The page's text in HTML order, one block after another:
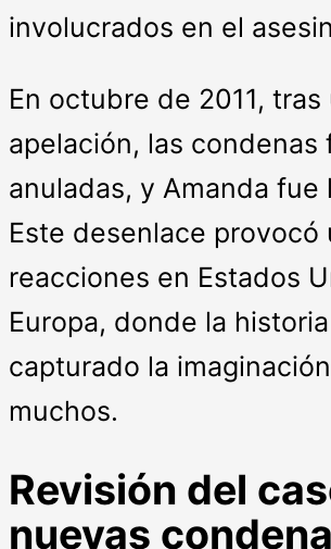
involucrados en el
En octubre de 2011,
apelación, las condenas
anuladas, y Amanda fue
Este desenlace provocó
reacciones en Estados
Europa, donde la
capturado la
muchos.
Revisión del
nuevas